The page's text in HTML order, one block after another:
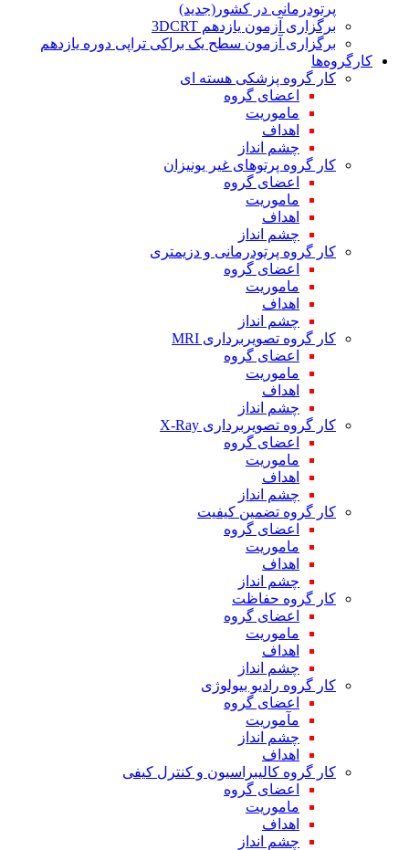
پرتودرمانی در کشور(جدید)
برگزاری آزمون یازدهم 3DCRT
برگزاری آزمون سطح یک براکی تراپی دوره یازدهم
کارگروه‌ها
کار گروه پزشکی هسته ای
اعضای گروه
ماموریت
اهداف
چشم انداز
کار گروه پرتوهای غیر یونیزان
اعضای گروه
ماموریت
اهداف
چشم انداز
کار گروه پرتودرمانی و دزیمتری
اعضای گروه
ماموریت
اهداف
چشم انداز
کار گروه تصویربرداری MRI
اعضای گروه
ماموریت
اهداف
چشم انداز
کار گروه تصویربرداری X-Ray
اعضای گروه
ماموریت
اهداف
چشم انداز
کار گروه تضمین کیفیت
اعضای گروه
ماموریت
اهداف
چشم انداز
کار گروه حفاظت
اعضای گروه
ماموریت
اهداف
چشم انداز
کار گروه رادیو بیولوژی
اعضای گروه
مآموریت
چشم انداز
اهداف
کار گروه کالیبراسیون و کنترل کیفی
اعضای گروه
ماموریت
اهداف
چشم انداز